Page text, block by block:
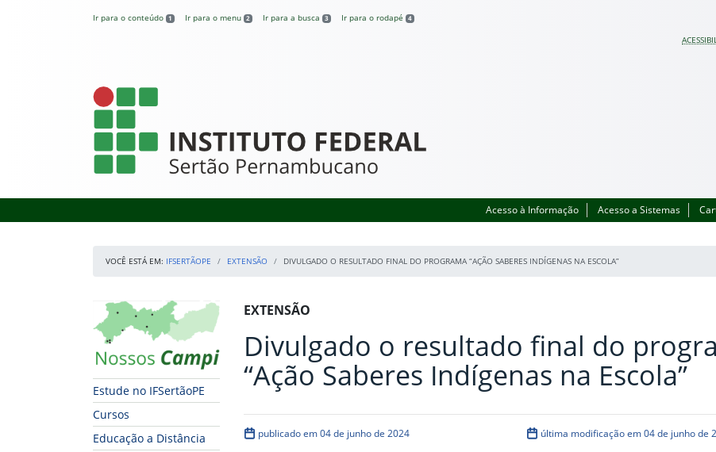
Ir para o conteúdo 1 Ir para o menu 2 Ir para a busca 3 Ir para o rodapé 4
IFSertãoPE
Acesso à Informação Acesso a Sistemas
VOCÊ ESTÁ EM: IFSERTÃOPE EXTENSÃO DIVULGADO O RESULTADO FINAL DO PROGRAMA “AÇÃO SABERES INDÍGENAS NA ESCOLA”
Início da navegação
Mapa Campi
Estude no IFSertãoPE
Cursos
Educação a Distância
Início do conteúdo
EXTENSÃO
Divulgado o resultado final do
“Ação Saberes Indígenas na Escola”
publicado em 04 de junho de 2024 última modificação em 04 de junho de